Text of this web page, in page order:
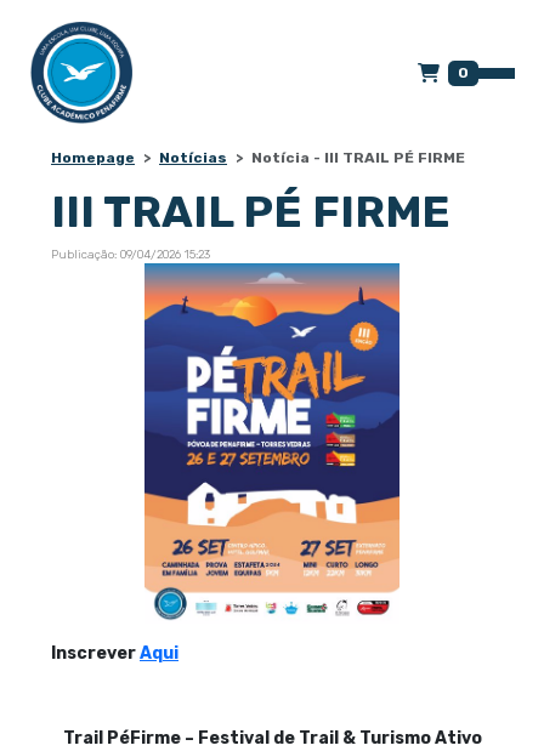
0
Homepage Notícias Notícia - III TRAIL PÉ FIRME
III TRAIL PÉ FIRME
Publicação: 09/04/2026 15:23
InscreverAqui
Trail PéFirme – Festival de Trail & Turismo Ativo